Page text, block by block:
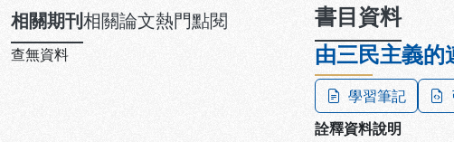
相關期刊相關論文熱門點閱
查無資料
書目資料
由三民主義
學習筆記
詮釋資料說明